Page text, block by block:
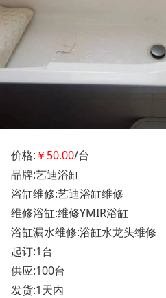
价格: ￥50.00/台
品牌:艺迪浴缸
浴缸维修:艺迪浴缸维修
维修浴缸:维修YMIR浴缸
浴缸漏水维修:浴缸水龙头维修
起订:1台
供应:100台
发货:1天内